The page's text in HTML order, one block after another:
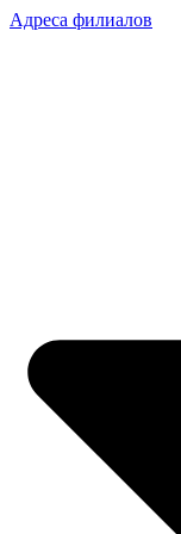
Адреса филиалов